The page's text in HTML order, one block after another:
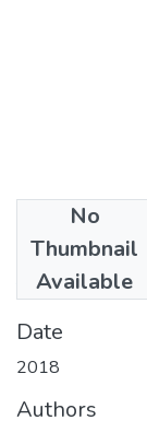
No
Thumbnail
Available
LAFORIS
YURANIS.pdf
Date
2018
Authors